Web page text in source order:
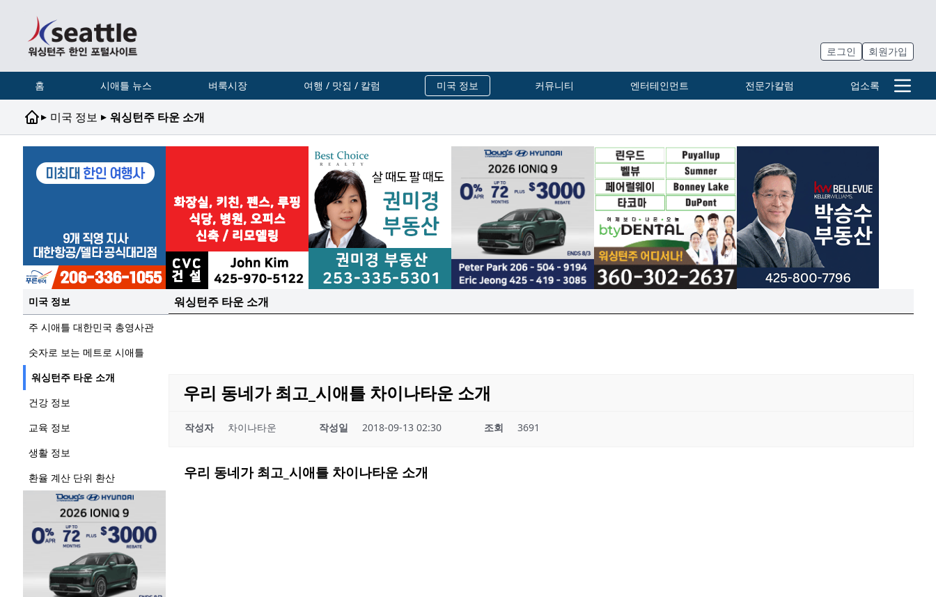
로그인 회원가입
홈 시애틀 뉴스 벼룩시장 여행 / 맛집 / 칼럼 미국 정보 커뮤니티 엔터테인먼트 전문가칼럼 업소록
▸ 미국 정보 ▸ 워싱턴주 타운 소개
미국 정보
주 시애틀 대한민국 총영사관
숫자로 보는 메트로 시애틀
워싱턴주 타운 소개
건강 정보
교육 정보
생활 정보
환율 계산 단위 환산
워싱턴주 타운 소개
우리 동네가 최고_시애틀 차이나타운 소개
작성자 차이나타운 작성일 2018-09-13 02:30 조회 3691
우리 동네가 최고_시애틀 차이나타운 소개